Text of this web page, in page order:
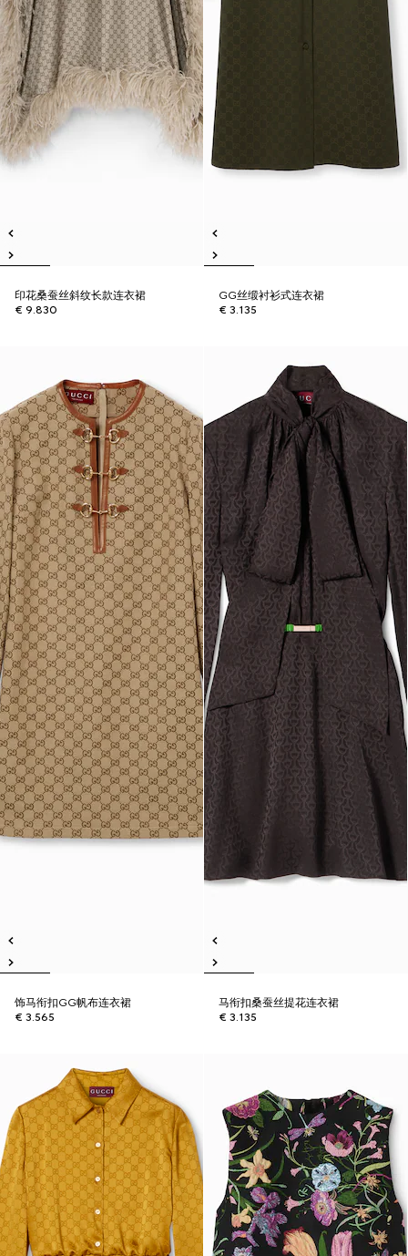
印花桑蚕丝斜纹长款连衣裙
€ 9.830
GG丝缎衬衫式连衣裙
€ 3.135
饰马衔扣GG帆布连衣裙
€ 3.565
马衔扣桑蚕丝提花连衣裙
€ 3.135